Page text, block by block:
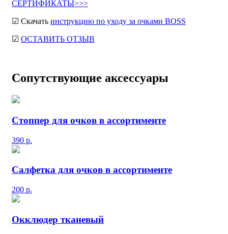
СЕРТИФИКАТЫ>>>
☑ Скачать инструкцию по уходу за очками BOSS
☑ ОСТАВИТЬ ОТЗЫВ
Сопутствующие аксессуары
Стоппер для очков в ассортименте
390 р.
Салфетка для очков в ассортименте
200 р.
Окклюдер тканевый